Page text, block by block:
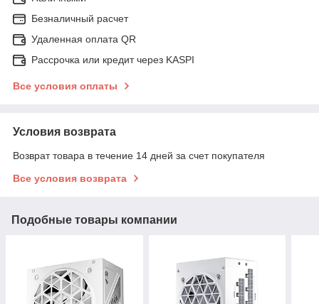
Безналичный расчет
Удаленная оплата QR
Рассрочка или кредит через KASPI
Все условия оплаты
Условия возврата
Возврат товара в течение 14 дней за счет покупателя
Все условия возврата
Подобные товары компании